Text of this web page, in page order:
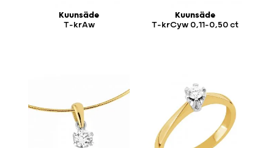
Kuunsäde
T-krAw
Kuunsäde
T-krCyw 0,11-0,50 ct